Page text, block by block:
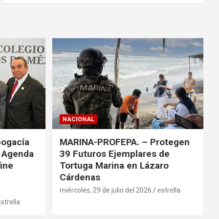
NACIONAL
MARINA-PROFEPA. – Protegen
39 Futuros Ejemplares de
Tortuga Marina en Lázaro
Cárdenas
miércoles, 29 de julio del 2026 estrella